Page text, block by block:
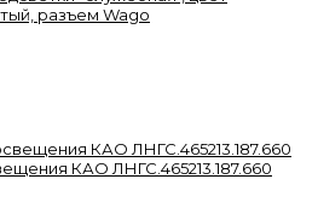
разъем Wago
КАО ЛНГС.465213.187.660